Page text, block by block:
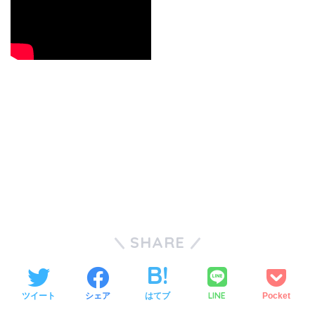
SHARE
ツイート シェア はてブ LINE Pocket